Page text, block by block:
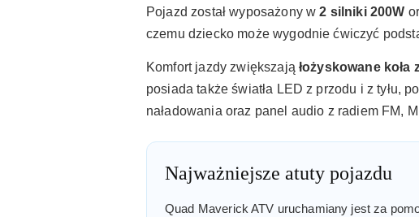
Pojazd został wyposażony w2 silniki 200W
czemu dziecko może wygodnie ćwiczyć
Komfort jazdy zwiększają łożyskowane koła
posiada także światła LED z przodu i z tyłu,
naładowania oraz panel audio z radiem FM,
Najważniejsze atuty pojazdu
Quad Maverick ATV uruchamiany jest za